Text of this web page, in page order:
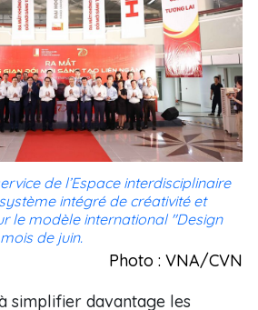
de l’Espace interdisciplinaire
intégré de créativité et
le modèle international "Design
de juin.
Photo : VNA/CVN
simplifier davantage les